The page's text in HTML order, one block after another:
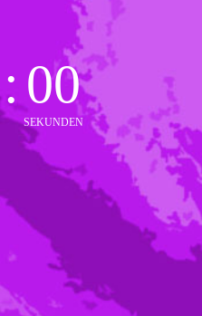
: 00
SEKUNDEN